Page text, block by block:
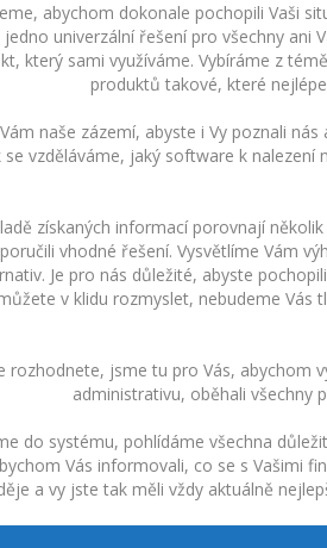
abychom dokonale pochopili Vaši
univerzální řešení pro všechny ani
který sami využíváme. Vybíráme z
produktů takové, které
naše zázemí, abyste i Vy poznali
vzděláváme, jaký software k nalezení
získaných informací porovnají
vhodné řešení. Vysvětlíme Vám
Je pro nás důležité, abyste
v klidu rozmyslet, nebudeme Vás
rozhodnete, jsme tu pro Vás, abychom
administrativu, oběhali všechny
do systému, pohlídáme všechna
Vás informovali, co se s Vašimi
a vy jste tak měli vždy aktuálně